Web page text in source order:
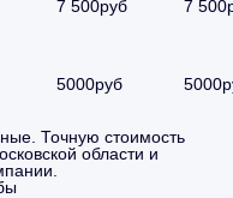
7 500руб 7
5000руб
Точную стоимость
области и